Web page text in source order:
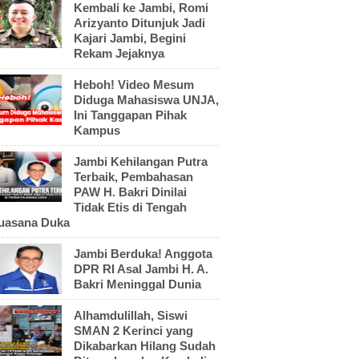
Kembali ke Jambi, Romi
Arizyanto Ditunjuk Jadi
Kajari Jambi, Begini
Rekam Jejaknya
Heboh! Video Mesum
Diduga Mahasiswa UNJA,
Ini Tanggapan Pihak
Kampus
Jambi Kehilangan Putra
Terbaik, Pembahasan
PAW H. Bakri Dinilai
Tidak Etis di Tengah
Duka
Jambi Berduka! Anggota
DPR RI Asal Jambi H. A.
Bakri Meninggal Dunia
Alhamdulillah, Siswi
SMAN 2 Kerinci yang
Dikabarkan Hilang Sudah